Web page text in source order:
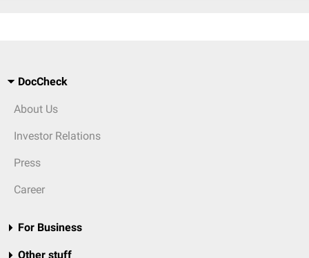
DocCheck
About Us
Investor Relations
Press
Career
For Business
Other stuff